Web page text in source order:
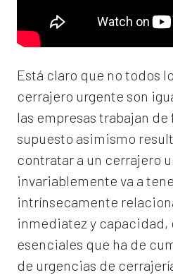
Está claro que no todos
cerrajero urgente son
las empresas trabajan
supuesto asimismo
contratar a un cerrajero
invariablemente va a
intrínsecamente
inmediatez y
esenciales que ha de
de urgencias de